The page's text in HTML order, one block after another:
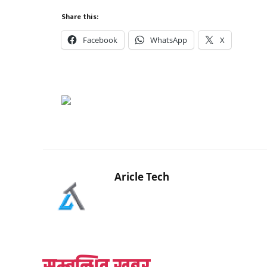
Share this:
Facebook WhatsApp X
Aricle Tech